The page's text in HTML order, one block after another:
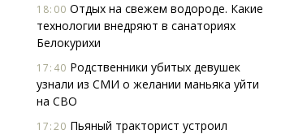
18:00 Отдых на свежем водороде. Какие
технологии внедряют в санаториях
Белокурихи
17:40 Родственники убитых девушек
узнали из СМИ о желании маньяка уйти
на СВО
17:20 Пьяный тракторист устроил